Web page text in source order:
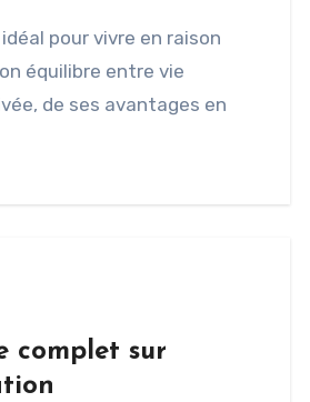
équilibre entre vie
de ses avantages en
complet sur